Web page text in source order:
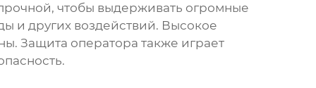
чтобы выдерживать огромные
и других воздействий. Высокое
Защита оператора также играет